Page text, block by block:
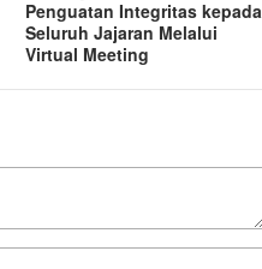
Penguatan Integritas kepada
Seluruh Jajaran Melalui
Virtual Meeting